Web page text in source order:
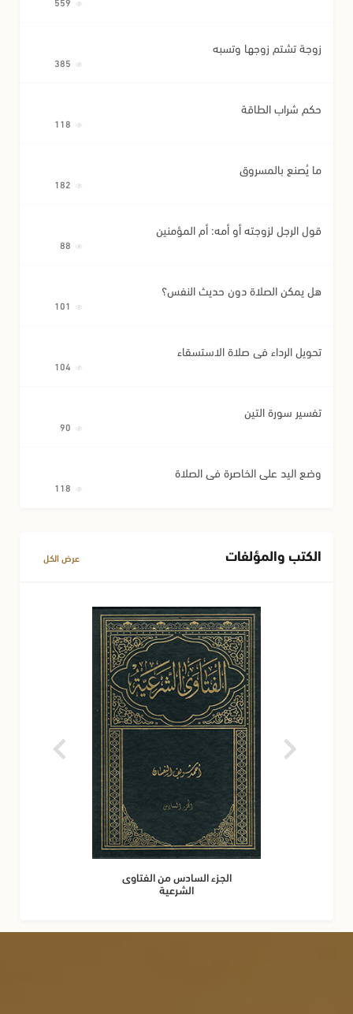
زوجة تشتم زوجها وتسبه
حكم شراب الطاقة
ما يُصنع بالمسروق
قول الرجل لزوجته أو أمه: أم المؤمنين
هل يمكن الصلاة دون حديث النفس؟
تحويل الرداء في صلاة الاستسقاء
تفسير سورة التين
وضع اليد على الخاصرة في الصلاة
الكتب والمؤلفات عرض الكل
الجزء السادس من الفتاوى
الشرعية